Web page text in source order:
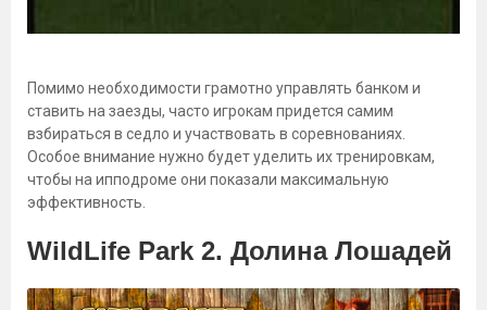
Помимо необходимости грамотно управлять банком и
ставить на заезды, часто игрокам придется самим
взбираться в седло и участвовать в соревнованиях.
Особое внимание нужно будет уделить их тренировкам,
чтобы на ипподроме они показали максимальную
эффективность.
WildLife Park 2. Долина Лошадей